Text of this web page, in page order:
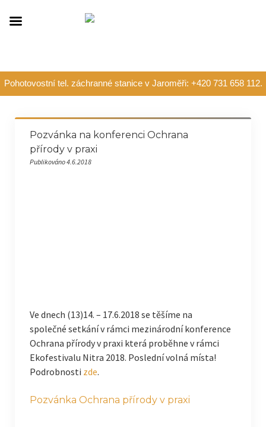
Pohotovostní tel. záchranné stanice v Jaroměři: +420 731 658 112.
Pozvánka na konferenci Ochrana
přírody v praxi
Publikováno 4.6.2018
Ve dnech (13)14. – 17.6.2018 se těšíme na
společné setkání v rámci mezinárodní konference
Ochrana přírody v praxi která proběhne v rámci
Ekofestivalu Nitra 2018. Poslední volná místa!
Podrobnosti zde.
Pozvánka Ochrana přírody v praxi